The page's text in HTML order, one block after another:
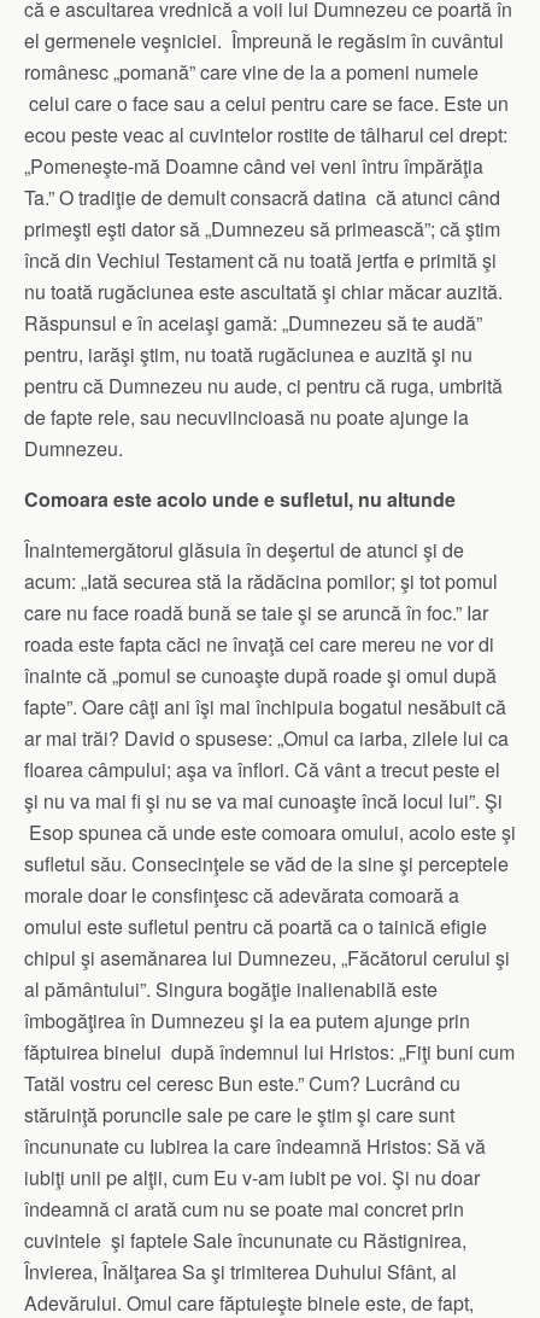
că e ascultarea vrednică a voii lui Dumnezeu ce poartă în
el germenele veşniciei. Împreună le regăsim în cuvântul
românesc „pomană” care vine de la a pomeni numele
celui care o face sau a celui pentru care se face. Este un
ecou peste veac al cuvintelor rostite de tâlharul cel drept:
„Pomeneşte-mă Doamne când vei veni întru împărăţia
Ta.” O tradiţie de demult consacră datina că atunci când
primeşti eşti dator să „Dumnezeu să primească”; că ştim
încă din Vechiul Testament că nu toată jertfa e primită şi
nu toată rugăciunea este ascultată şi chiar măcar auzită.
Răspunsul e în aceiaşi gamă: „Dumnezeu să te audă”
pentru, iarăşi ştim, nu toată rugăciunea e auzită şi nu
pentru că Dumnezeu nu aude, ci pentru că ruga, umbrită
de fapte rele, sau necuviincioasă nu poate ajunge la
Dumnezeu.
Comoara este acolo unde e sufletul, nu altunde
Înaintemergătorul glăsuia în deşertul de atunci şi de
acum: „Iată securea stă la rădăcina pomilor; şi tot pomul
care nu face roadă bună se taie şi se aruncă în foc.” Iar
roada este fapta căci ne învaţă cei care mereu ne vor di
înainte că „pomul se cunoaşte după roade şi omul după
fapte”. Oare câţi ani îşi mai închipuia bogatul nesăbuit că
ar mai trăi? David o spusese: „Omul ca iarba, zilele lui ca
floarea câmpului; aşa va înflori. Că vânt a trecut peste el
şi nu va mai fi şi nu se va mai cunoaşte încă locul lui”. Şi
Esop spunea că unde este comoara omului, acolo este şi
sufletul său. Consecinţele se văd de la sine şi perceptele
morale doar le consfinţesc că adevărata comoară a
omului este sufletul pentru că poartă ca o tainică efigie
chipul şi asemănarea lui Dumnezeu, „Făcătorul cerului şi
al pământului”. Singura bogăţie inalienabilă este
îmbogăţirea în Dumnezeu şi la ea putem ajunge prin
făptuirea binelui după îndemnul lui Hristos: „Fiţi buni cum
Tatăl vostru cel ceresc Bun este.” Cum? Lucrând cu
stăruinţă poruncile sale pe care le ştim şi care sunt
încununate cu Iubirea la care îndeamnă Hristos: Să vă
iubiţi unii pe alţii, cum Eu v-am iubit pe voi. Şi nu doar
îndeamnă ci arată cum nu se poate mai concret prin
cuvintele şi faptele Sale încununate cu Răstignirea,
Învierea, Înălţarea Sa şi trimiterea Duhului Sfânt, al
Adevărului. Omul care făptuieşte binele este, de fapt,